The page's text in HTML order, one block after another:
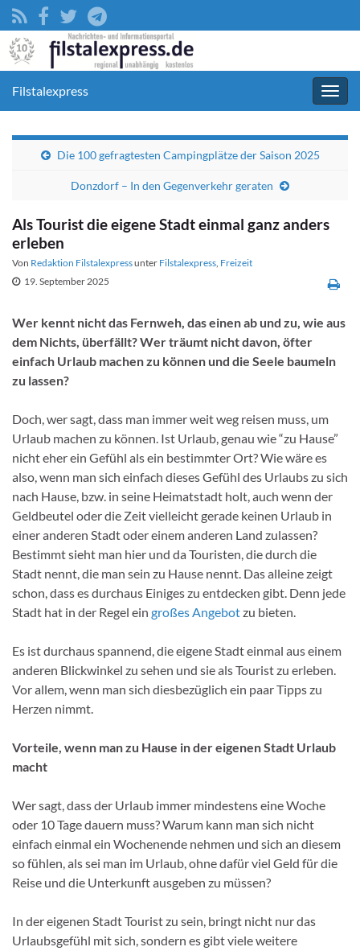
Filstalexpress
Die 100 gefragtesten Campingplätze der Saison 2025
Donzdorf – In den Gegenverkehr geraten
Als Tourist die eigene Stadt einmal ganz anders
erleben
Von Redaktion Filstalexpressunter Filstalexpress, Freizeit
19. September 2025
Wer kennt nicht das Fernweh, das einen ab und zu, wie aus
dem Nichts, überfällt? Wer träumt nicht davon, öfter
einfach Urlaub machen zu können und die Seele baumeln
zu lassen?
Doch, wer sagt, dass man immer weit weg reisen muss, um
Urlaub machen zu können. Ist Urlaub, genau wie “zu Hause”
nicht eher ein Gefühl als ein bestimmter Ort? Wie wäre es
also, wenn man sich einfach dieses Gefühl des Urlaubs zu sich
nach Hause, bzw. in seine Heimatstadt holt, auch wenn der
Geldbeutel oder die Zeit vielleicht gerade keinen Urlaub in
einer anderen Stadt oder einem anderen Land zulassen?
Bestimmt sieht man hier und da Touristen, die durch die
Stadt nennt, die man sein zu Hause nennt. Das alleine zeigt
schon, dass es durchaus Einiges zu entdecken gibt. Denn jede
Stadt hat in der Regel ein großes Angebotzu bieten.
Es ist durchaus spannend, die eigene Stadt einmal aus einem
anderen Blickwinkel zu sehen und sie als Tourist zu erleben.
Vor allem, wenn man sich diesbezüglich ein paar Tipps zu
Herzen nimmt.
Vorteile, wenn man zu Hause in der eigenen Stadt Urlaub
macht
Wer sagt, dass der Urlaub immer mindestens eine Woche
oder 10 Tage dauern muss? Warum kann man sich nicht
einfach einmal ein Wochenende nehmen und sich an diesem
so fühlen, als sei man im Urlaub, ohne dafür viel Geld für die
Reise und die Unterkunft ausgeben zu müssen?
In der eigenen Stadt Tourist zu sein, bringt nicht nur das
Urlaubsgefühl mit sich, sondern es gibt viele weitere